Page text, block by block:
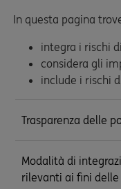
In questa pagina
integra i rischi
considera gli
include i rischi
Trasparenza delle
Modalità di
rilevanti ai fini